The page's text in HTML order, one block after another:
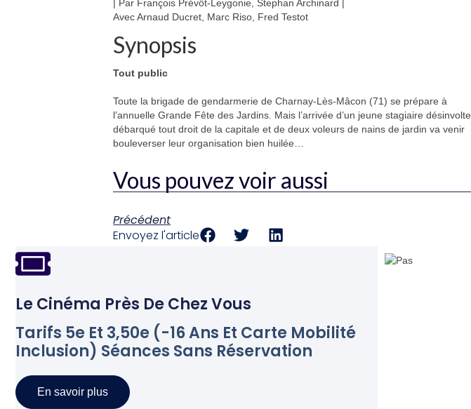
| Par François Prévôt-Leygonie, Stephan Archinard |
Avec Arnaud Ducret, Marc Riso, Fred Testot
Synopsis
Tout public
Toute la brigade de gendarmerie de Charnay-Lès-Mâcon (71) se prépare à
l’annuelle Grande Fête des Jardins. Mais l’arrivée d’un jeune stagiaire désinvolte
débarqué tout droit de la capitale et de deux voleurs de nains de jardin va venir
bouleverser leur organisation bien huilée…
Vous pouvez voir aussi
Précédent
Envoyez l'article
Le Cinéma Près De Chez Vous
Tarifs 5e Et 3,50e (-16 Ans Et Carte Mobilité
Inclusion) Séances Sans Réservation
En savoir plus